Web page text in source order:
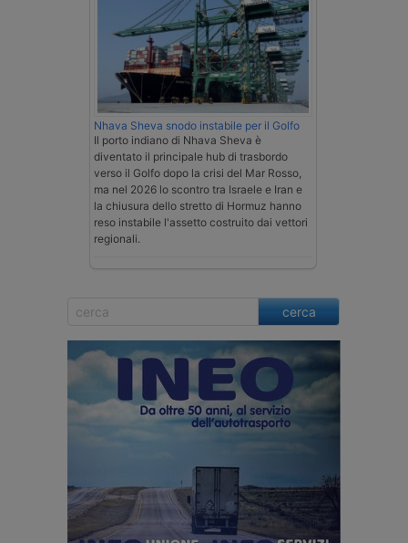
Nhava Sheva snodo instabile per il Golfo
Il porto indiano di Nhava Sheva è
diventato il principale hub di trasbordo
verso il Golfo dopo la crisi del Mar Rosso,
ma nel 2026 lo scontro tra Israele e Iran e
la chiusura dello stretto di Hormuz hanno
reso instabile l'assetto costruito dai vettori
regionali.
cerca